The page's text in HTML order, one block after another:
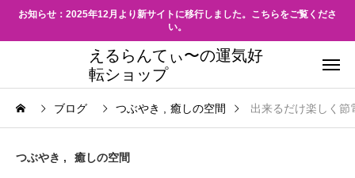
お知らせ：2025年12月より新サイトに移行しました。こちらをご覧くださ
い。
えるらんてぃ〜の運気好
転ショップ
ブログ つぶやき 癒しの空間 出来るだけ楽しく節
つぶやき 癒しの空間